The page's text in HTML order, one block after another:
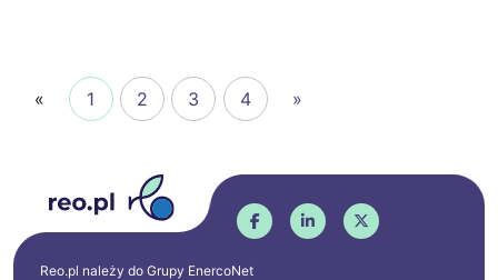
« 1 2 3 4 »
Reo.pl należy do Grupy EnercoNet